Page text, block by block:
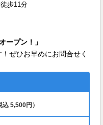
歩11分
ープン！」
ぜひお早めにお問合せく
込 5,500円）